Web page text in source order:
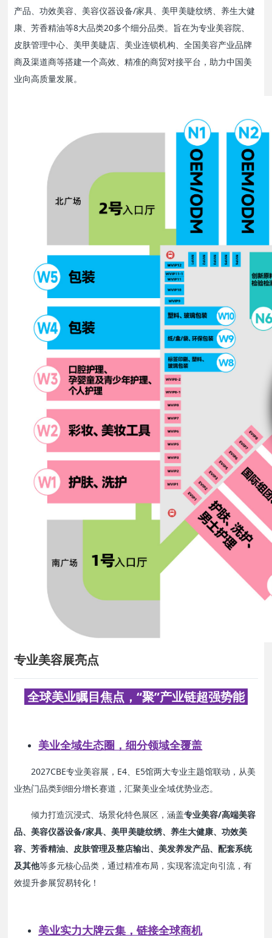
产品、功效美容、美容仪器设备/家具、美甲美睫纹绣、养生大健
康、芳香精油等8大品类20多个细分品类。旨在为专业美容院、
皮肤管理中心、美甲美睫店、美业连锁机构、全国美容产业品牌
商及渠道商等搭建一个高效、精准的商贸对接平台，助力中国美
业向高质量发展。
专业美容展亮点
全球美业瞩目焦点，“聚”产业链超强势能
美业全域生态圈，细分领域全覆盖
2027CBE专业美容展，E4、E5馆两大专业主题馆联动，从美
业热门品类到细分增长赛道，汇聚美业全域优势业态。
倾力打造沉浸式、场景化特色展区，涵盖专业美容/高端美容
品、美容仪器设备/家具、美甲美睫纹绣、养生大健康、功效美
容、芳香精油、皮肤管理及整店输出、美发养发产品、配套系统
及其他等多元核心品类，通过精准布局，实现客流定向引流，有
效提升参展贸易转化！
美业实力大牌云集，链接全球商机